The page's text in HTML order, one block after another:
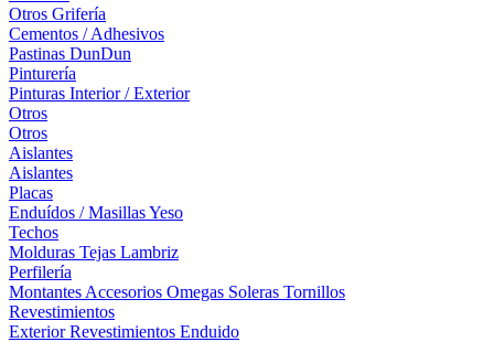
Otros Grifería
Cementos / Adhesivos
Pastinas DunDun
Pinturería
Pinturas Interior / Exterior
Otros
Otros
Aislantes
Aislantes
Placas
Enduídos / MasillasYeso
Techos
Molduras Tejas Lambriz
Perfilería
Montantes Accesorios Omegas Soleras Tornillos
Revestimientos
ExteriorRevestimientos Enduido